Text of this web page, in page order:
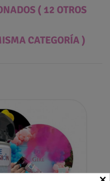
( 12 OTROS
CATEGORÍA )